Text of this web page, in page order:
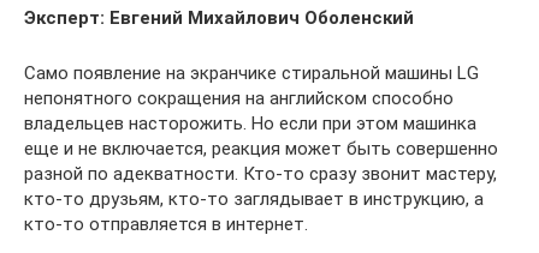
Эксперт: Евгений Михайлович Оболенский
Само появление на экранчике стиральной машины LG
непонятного сокращения на английском способно
владельцев насторожить. Но если при этом машинка
еще и не включается, реакция может быть совершенно
разной по адекватности. Кто-то сразу звонит мастеру,
кто-то друзьям, кто-то заглядывает в инструкцию, а
кто-то отправляется в интернет.